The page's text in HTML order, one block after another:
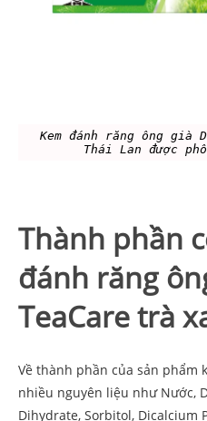
Kem đánh răng ông già
Thái Lan được
Thành phần
đánh răng
TeaCare trà
Về thành phần của sản phẩm
nhiều nguyên liệu như Nước,
Dihydrate, Sorbitol, Dicalcium